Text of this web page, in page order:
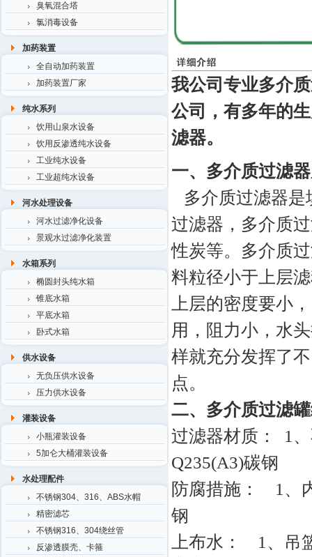
臭氧混合塔
氯消毒设备
加药装置
全自动加药装置
加药装置厂家
纯水系列
饮用山泉水设备
饮用反渗透纯水设备
工业纯水设备
工业超纯水设备
河水处理设备
河水过滤净化设备
景观水过滤净化装置
水箱系列
椭圆封头纯水箱
锥底水箱
平底水箱
卧式水箱
供水设备
无负压供水设备
压力供水设备
灌装设备
小瓶灌装设备
5加仑大桶灌装设备
水处理配件
不锈钢304、316、ABS水帽
精密滤芯
不锈钢316、304绕丝管
反渗透膜壳、卡箍
我公司专业多介
公司，有多年的
滤器。
一、多介质过滤
多介质过滤器是
过滤器，多介质
性炭等。多介质
料粒径小于上层
上层的密度要小
用，阻力小，水
样就充分发挥了
点。
二、多介质过滤
过滤器材质：
Q235(A3)碳钢
防腐措施： 1
钢
上布水： 1